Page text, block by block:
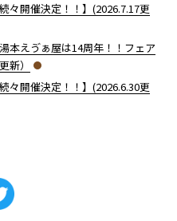
続々開催決定！！】(2026.7.17更
本えゔぁ屋は14周年！！フェア
新）
続々開催決定！！】(2026.6.30更